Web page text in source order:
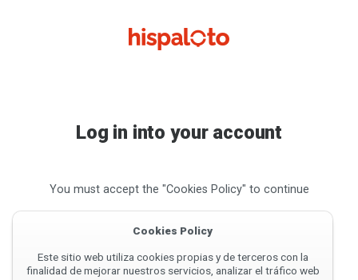
Log in into your account
You must accept the "Cookies Policy" to continue
Cookies Policy
Este sitio web utiliza cookies propias y de terceros con la
finalidad de mejorar nuestros servicios, analizar el tráfico web